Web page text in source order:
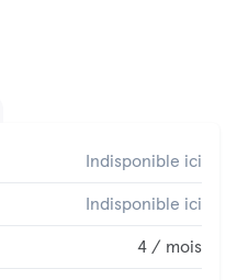
Indisponible ici
Indisponible ici
4 / mois